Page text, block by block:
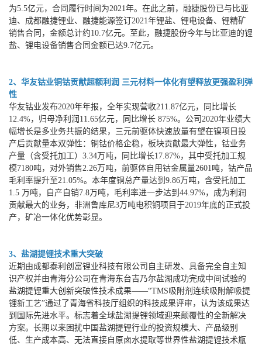
为5.5亿元，合同履行时间为2021年。在此之前，融捷股份已与比亚
迪、成都融捷锂业、融捷能源签订2021年锂盐、锂电设备、锂精矿
销售合同，金额总计约10.7亿元。至此，融捷股份今年与比亚迪的锂
盐、锂电设备销售合同金额已达9.7亿元。
2、华友钴业铜钴贡献超额利润 三元材料一体化有望释放更强盈利弹
性
华友钴业发布2020年年报，全年实现营收211.87亿元，同比增长
12.4%，归母净利润11.65亿元，同比增长 875%。公司2020年业绩大
幅增长是多业务共振的结果，三元前驱体快速放量有望在镍项目投
产后贡献量本双弹性：铜钴价格企稳，板块贡献最大弹性，钴业务
产量（含受托加工）3.34万吨，同比增长17.87%，其中受托加工规
模7180吨，对外销售2.26万吨，前驱体自用钴金属量2601吨，钴产品
毛利率提升至21.05%。本年度铜总产量达到9.86万吨，含受托加工
1.5 万吨，自产自销7.8万吨，毛利率进一步达到44.97%，成为利润
贡献最大的业务，非洲鲁库尼3万吨电积铜项目于2019年底的正式投
产，矿冶一体化优势彰显。
3、盐湖提锂技术重大突破
近期由成都泰利创富锂业科技有限公司自主研发、具备完全自主知
识产权并由青海分公司在青海东台吉乃尔盐湖成功完成中间试验的
盐湖提锂重大创新突破性技术成果——“TMS吸附剂连续吸附解吸提
锂新工艺”通过了青海省科技厅组织的科技成果评审，认为该成果达
到国际先进水平。标志着全球盐湖提锂领域迎来颠覆性的全新解决
方案。长期以来困扰中国盐湖提锂行业的投资规模大、产品级别
低、生产成本高、无法直接自原卤水提取等世界性盐湖提锂技术瓶